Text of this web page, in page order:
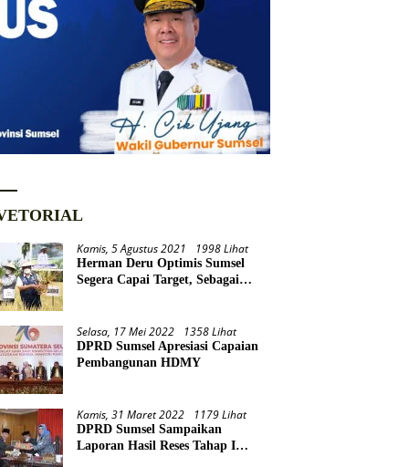
Kamis, 5 Agustus 2021 1998 Lihat
Herman Deru Optimis Sumsel
Segera Capai Target, Sebagai
Selasa, 17 Mei 2022 1358 Lihat
DPRD Sumsel Apresiasi Capaian
Pembangunan HDMY
Kamis, 31 Maret 2022 1179 Lihat
DPRD Sumsel Sampaikan
Laporan Hasil Reses Tahap I